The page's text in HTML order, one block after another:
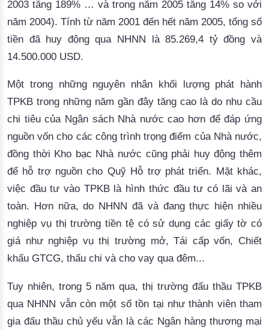
2003 tăng 189% … và trong năm 2005 tăng 14% so với
năm 2004). Tính từ năm 2001 đến hết năm 2005, tổng số
tiền đã huy động qua NHNN là 85.269,4 tỷ đồng và
14.500.000 USD.
Một trong những nguyên nhân khối lượng phát hành
TPKB trong những năm gần đây tăng cao là do nhu cầu
chi tiêu của Ngân sách Nhà nước cao hơn để đáp ứng
nguồn vốn cho các công trình trọng điểm của Nhà nước,
đồng thời Kho bạc Nhà nước cũng phải huy động thêm
để hỗ trợ nguồn cho Quỹ Hỗ trợ phát triển. Mặt khác,
việc đầu tư vào TPKB là hình thức đầu tư có lãi và an
toàn. Hơn nữa, do NHNN đã và đang thực hiện nhiều
nghiệp vụ thị trường tiền tệ có sử dụng các giấy tờ có
giá như nghiệp vụ thị trường mở, Tái cấp vốn, Chiết
khấu GTCG, thấu chi và cho vay qua đêm...
Tuy nhiên, trong 5 năm qua, thị trường đấu thầu TPKB
qua NHNN vẫn còn một số tồn tại như thành viên tham
gia đấu thầu chủ yếu vẫn là các Ngân hàng thương mại